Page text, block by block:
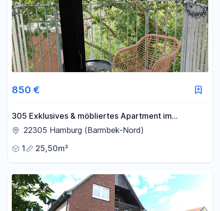
850 €
305 Exklusives & möbliertes Apartment im
kernsanierten Bunker – Design, Komfort &
22305 Hamburg (Barmbek-Nord)
1
25,50m²